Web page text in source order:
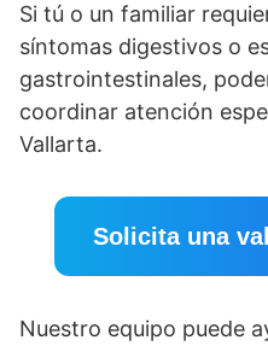
Si tú o un familiar
síntomas digestivos o
gastrointestinales,
coordinar atención
Vallarta.
Solicita una
Nuestro equipo puede